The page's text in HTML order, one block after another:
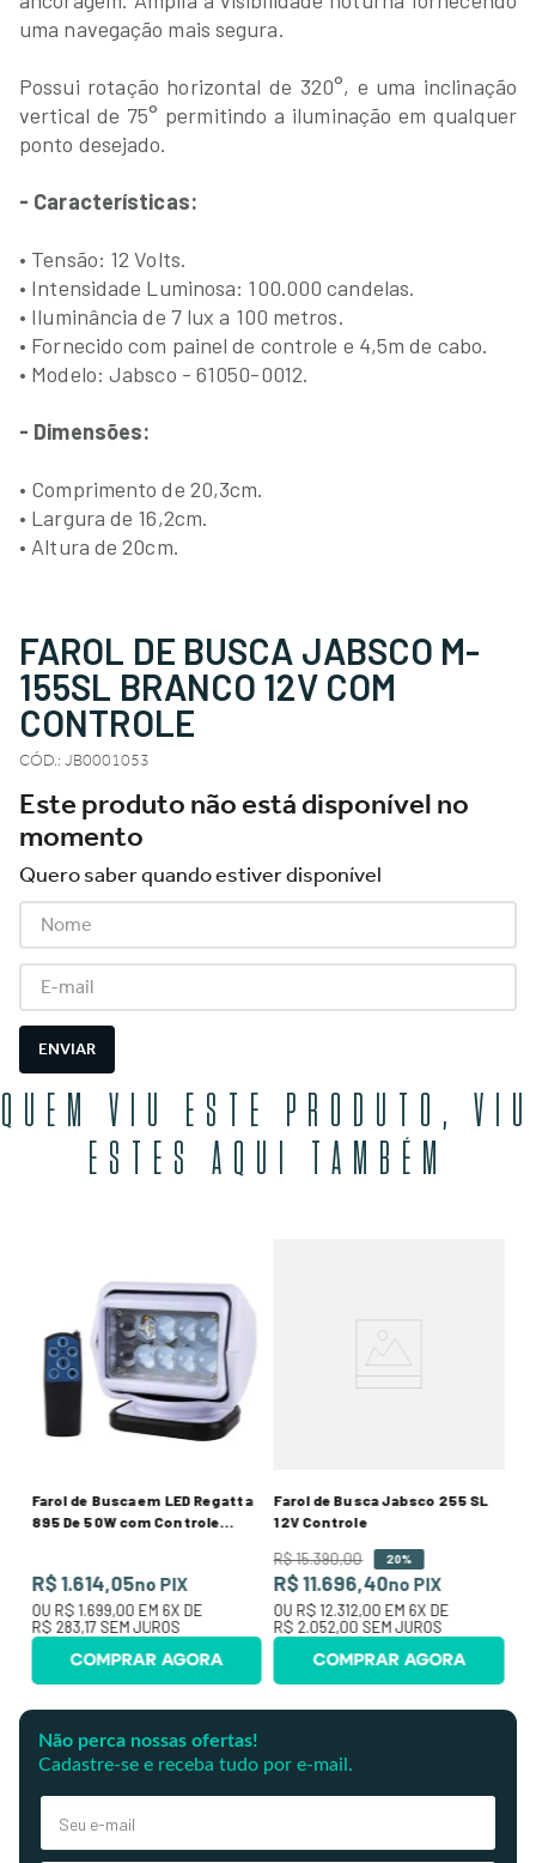
uma navegação mais segura.
Possui rotação horizontal de 320°, e uma inclinação
vertical de 75° permitindo a iluminação em qualquer
ponto desejado.
- Características:
• Tensão: 12 Volts.
• Intensidade Luminosa: 100.000 candelas.
• Iluminância de 7 lux a 100 metros.
• Fornecido com painel de controle e 4,5m de cabo.
• Modelo: Jabsco - 61050-0012.
- Dimensões:
• Comprimento de 20,3cm.
• Largura de 16,2cm.
• Altura de 20cm.
FAROL DE BUSCA JABSCO M-
155SL BRANCO 12V COM
CONTROLE
CÓD.: JB0001053
Este produto não está disponível no
momento
Quero saber quando estiver disponível
ENVIAR
QUEM VIU ESTE PRODUTO, VIU
ESTES AQUI TAMBÉM
Farol de Busca em LED Regatta
895 De 50W com Controle
R$ 1.614,05no PIX
OU R$ 1.699,00 EM 6X DE
R$ 283,17SEM JUROS
COMPRAR AGORA
Farol de Busca Jabsco 255 SL
12V Controle
R$15.390,00 20%
R$ 11.696,40no PIX
OU R$ 12.312,00 EM 6X DE
R$ 2.052,00 SEM JUROS
COMPRAR AGORA
Não perca nossas ofertas!
Cadastre-se e receba tudo por e-mail.